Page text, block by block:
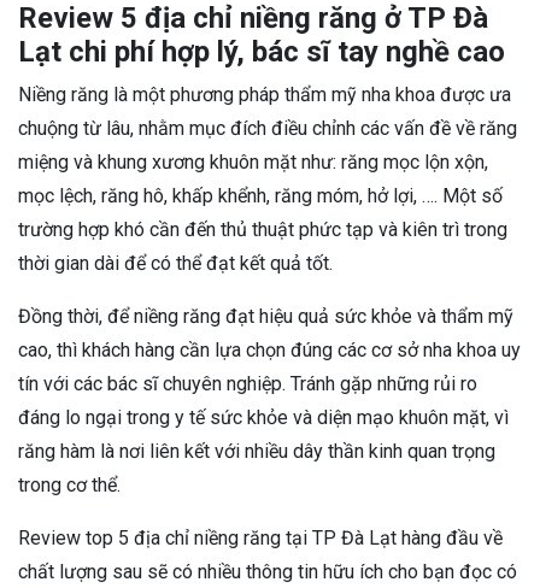
Review 5 địa chỉ niềng răng ở TP Đà
Lạt chi phí hợp lý, bác sĩ tay nghề cao
Niềng răng là một phương pháp thẩm mỹ nha khoa được ưa
chuộng từ lâu, nhằm mục đích điều chỉnh các vấn đề về răng
miệng và khung xương khuôn mặt như: răng mọc lộn xộn,
mọc lệch, răng hô, khấp khểnh, răng móm, hở lợi, …. Một số
trường hợp khó cần đến thủ thuật phức tạp và kiên trì trong
thời gian dài để có thể đạt kết quả tốt.
Đồng thời, để niềng răng đạt hiệu quả sức khỏe và thẩm mỹ
cao, thì khách hàng cần lựa chọn đúng các cơ sở nha khoa uy
tín với các bác sĩ chuyên nghiệp. Tránh gặp những rủi ro
đáng lo ngại trong y tế sức khỏe và diện mạo khuôn mặt, vì
răng hàm là nơi liên kết với nhiều dây thần kinh quan trọng
trong cơ thể.
Review top 5 địa chỉ niềng răng tại TP Đà Lạt hàng đầu về
chất lượng sau sẽ có nhiều thông tin hữu ích cho bạn đọc có